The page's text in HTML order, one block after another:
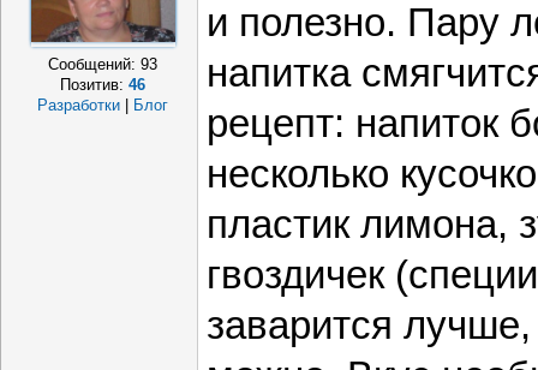
Сообщений: 93
Позитив: 46
Разработки
Блог
и полезно. Пару
напитка
рецепт: напиток
несколько
пластик лимона,
гвоздичек
заварится